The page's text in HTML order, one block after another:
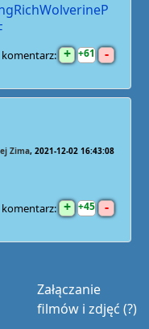
komentarz: + 61 -
Zima 2021-12-02 16:43:08
komentarz: + 45 -
Załączanie
filmów i zdjęć (?)